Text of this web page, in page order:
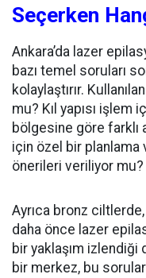
Seçerken
Ankara’da lazer
bazı temel soruları
kolaylaştırır.
mu? Kıl yapısı işlem
bölgesine göre farklı
için özel bir planlama
önerileri veriliyor mu?
Ayrıca bronz
daha önce lazer
bir yaklaşım
bir merkez, bu